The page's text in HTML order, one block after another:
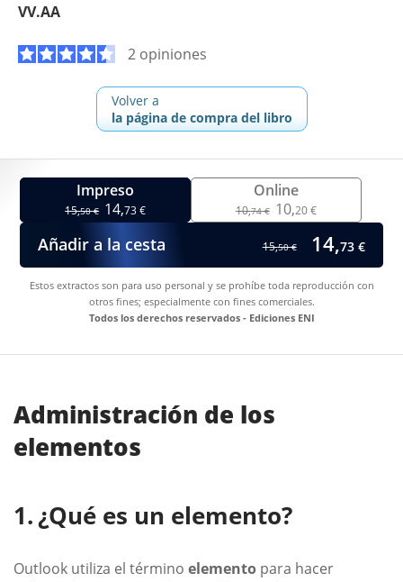
VV.AA
2 opiniones
Volver a
la página de compra del libro
Impreso
15,50 € 14,73 €
Online
10,74 € 10,20 €
Añadir a la cesta 15,50 € 14,73 €
Estos extractos son para uso personal y se prohíbe toda reproducción con
otros fines; especialmente con fines comerciales.
Todos los derechos reservados - Ediciones ENI
Administración de los
elementos
¿Qué es un elemento?
Outlook utiliza el término elemento para hacer